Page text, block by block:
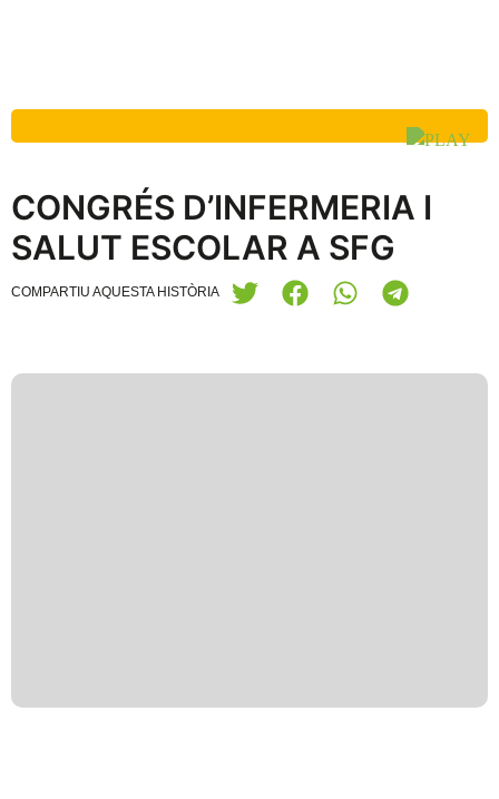
CONGRÉS D’INFERMERIA I
SALUT ESCOLAR A SFG
COMPARTIU AQUESTA HISTÒRIA